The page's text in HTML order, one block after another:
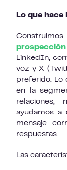
Lo que
prospección
LinkedIn,
voz y X
preferido. Lo
en la
relaciones,
ayudamos a
mensaje
respuestas.
Las